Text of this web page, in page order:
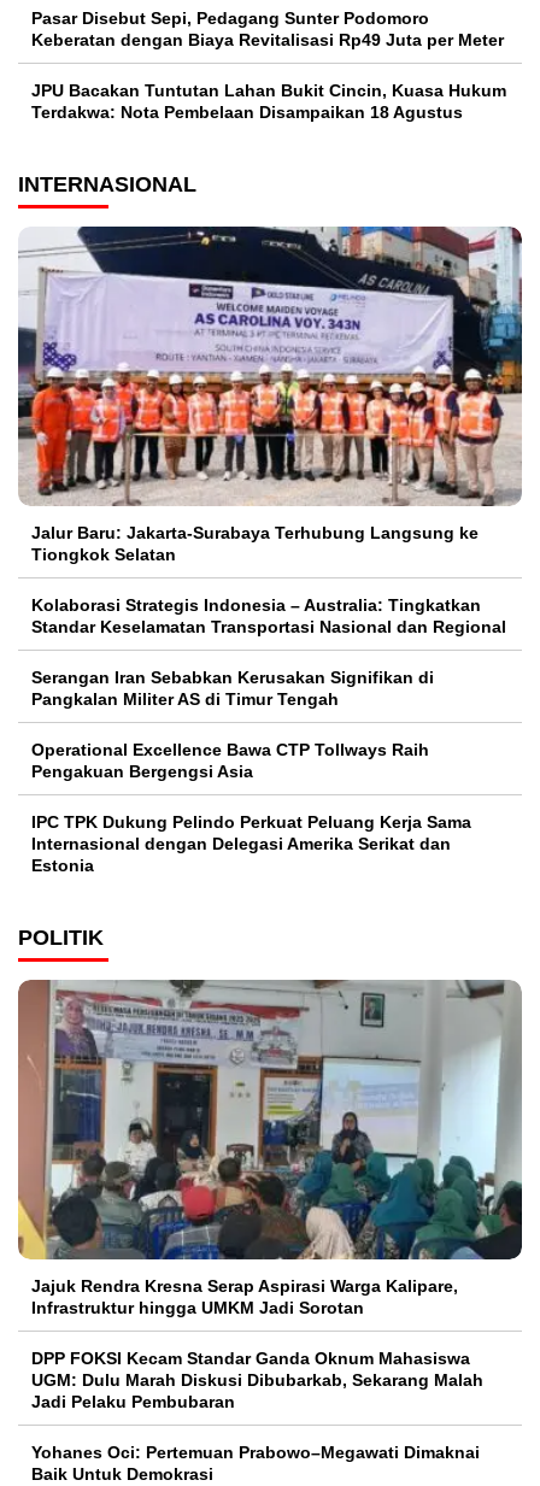
Pasar Disebut Sepi, Pedagang Sunter Podomoro
Keberatan dengan Biaya Revitalisasi Rp49 Juta per Meter
JPU Bacakan Tuntutan Lahan Bukit Cincin, Kuasa Hukum
Terdakwa: Nota Pembelaan Disampaikan 18 Agustus
INTERNASIONAL
Jalur Baru: Jakarta-Surabaya Terhubung Langsung ke
Tiongkok Selatan
Kolaborasi Strategis Indonesia – Australia: Tingkatkan
Standar Keselamatan Transportasi Nasional dan Regional
Serangan Iran Sebabkan Kerusakan Signifikan di
Pangkalan Militer AS di Timur Tengah
Operational Excellence Bawa CTP Tollways Raih
Pengakuan Bergengsi Asia
IPC TPK Dukung Pelindo Perkuat Peluang Kerja Sama
Internasional dengan Delegasi Amerika Serikat dan
Estonia
POLITIK
Jajuk Rendra Kresna Serap Aspirasi Warga Kalipare,
Infrastruktur hingga UMKM Jadi Sorotan
DPP FOKSI Kecam Standar Ganda Oknum Mahasiswa
UGM: Dulu Marah Diskusi Dibubarkab, Sekarang Malah
Jadi Pelaku Pembubaran
Yohanes Oci: Pertemuan Prabowo–Megawati Dimaknai
Baik Untuk Demokrasi